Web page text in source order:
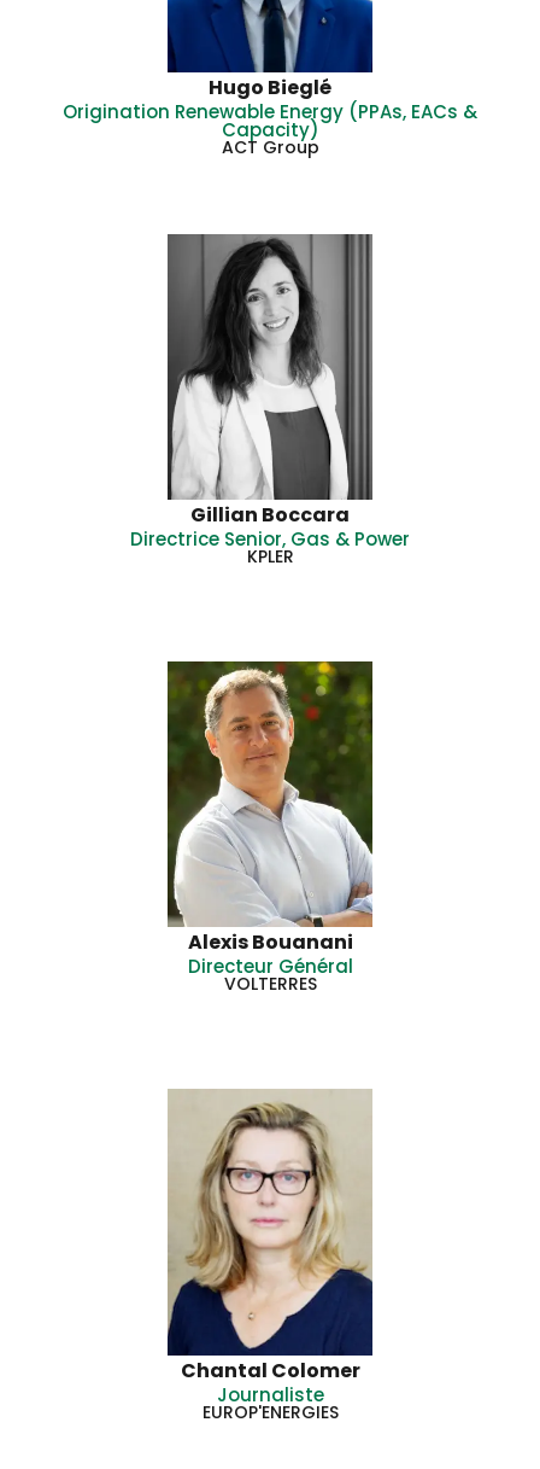
Hugo Bieglé
Origination Renewable Energy (PPAs, EACs &
Capacity)
ACT Group
Gillian Boccara
Directrice Senior, Gas & Power
KPLER
Alexis Bouanani
Directeur Général
VOLTERRES
Chantal Colomer
Journaliste
EUROP'ENERGIES